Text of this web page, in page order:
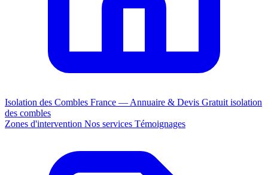
Isolation des Combles France — Annuaire & Devis Gratuit isolation
des combles
Zones d'intervention Nos services Témoignages